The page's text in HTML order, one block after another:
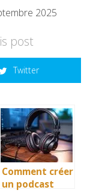
2025
post
Twitter
Comment créer
un podcast